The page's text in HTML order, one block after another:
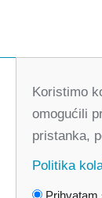
Koristimo
omogućili
pristanka,
Politika
Prihvatam